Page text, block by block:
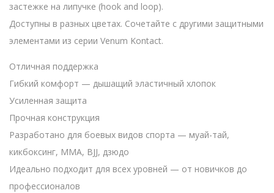
застежке на липучке (hook and loop).
Доступны в разных цветах. Сочетайте с другими защитными
элементами из серии Venum Kontact.
Отличная поддержка
Гибкий комфорт — дышащий эластичный хлопок
Усиленная защита
Прочная конструкция
Разработано для боевых видов спорта — муай-тай,
кикбоксинг, MMA, BJJ, дзюдо
Идеально подходит для всех уровней — от новичков до
профессионалов